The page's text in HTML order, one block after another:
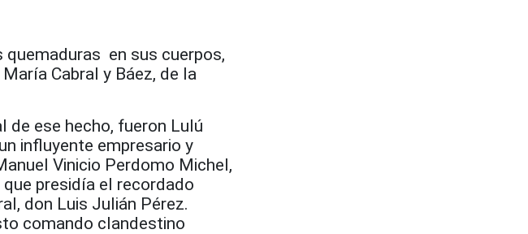
quemaduras en sus cuerpos,
Cabral y Báez, de la
de ese hecho, fueron Lulú
influyente empresario y
Vinicio Perdomo Michel,
presidía el recordado
don Luis Julián Pérez.
comando clandestino